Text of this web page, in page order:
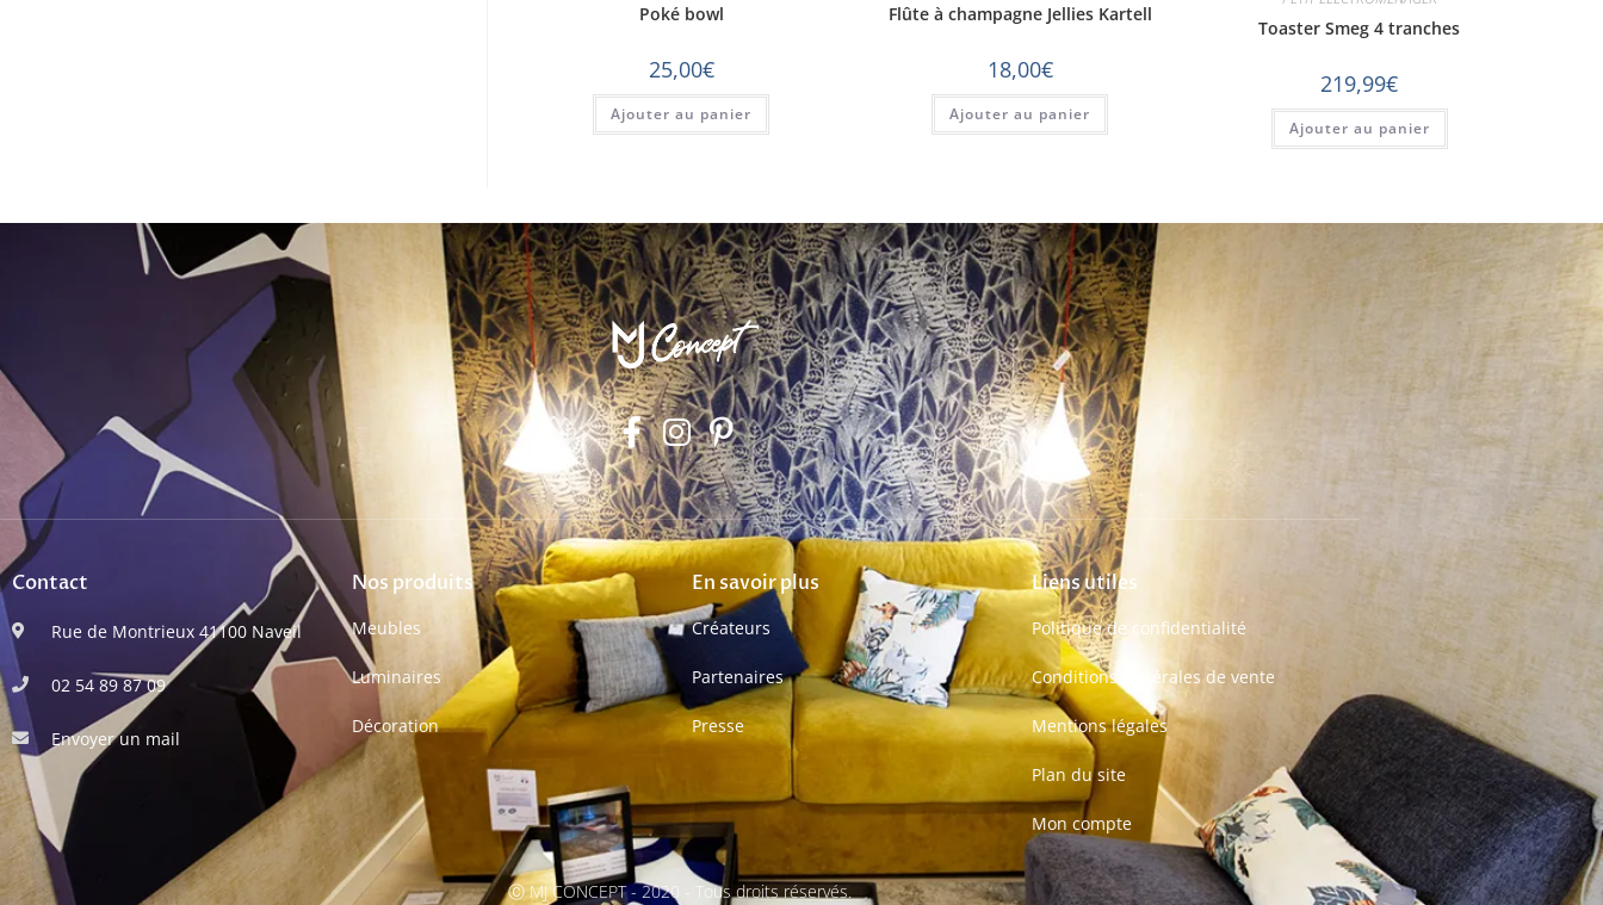
Poké bowl
25,00€
Ajouter au panier
Flûte à champagne Jellies Kartell
18,00€
Ajouter au panier
Toaster Smeg 4 tranches
219,99€
Ajouter au panier
Contact
Rue de Montrieux 41100 Naveil
02 54 89 87 09
Envoyer un mail
Nos produits
Meubles
Luminaires
Décoration
En savoir plus
Créateurs
Partenaires
Presse
Liens utiles
Politique de confidentialité
Conditions générales de vente
Mentions légales
Plan du site
Mon compte
Ⓒ MJ CONCEPT - 2020 - Tous droits réservés.